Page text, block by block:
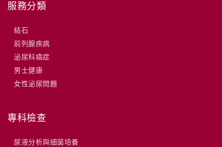
服務分類
結石
前列腺疾病
泌尿科癌症
男士健康
女性泌尿問題
專科檢查
尿液分析與細菌培養